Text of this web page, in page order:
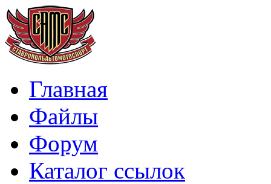
Главная
Файлы
Форум
Каталог ссылок